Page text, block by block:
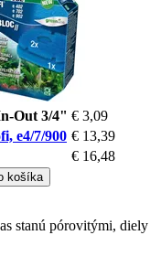
Out 3/4" € 3,09
e4/7/900 € 13,39
€ 16,48
košíka
stanú pórovitými,